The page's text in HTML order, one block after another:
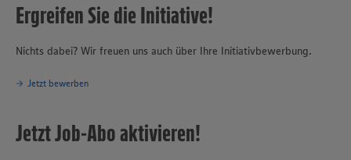
Ergreifen Sie die Initiative!
Nichts dabei? Wir freuen uns auch über Ihre Initiativbewerbung.
Jetzt bewerben
Jetzt Job-Abo aktivieren!